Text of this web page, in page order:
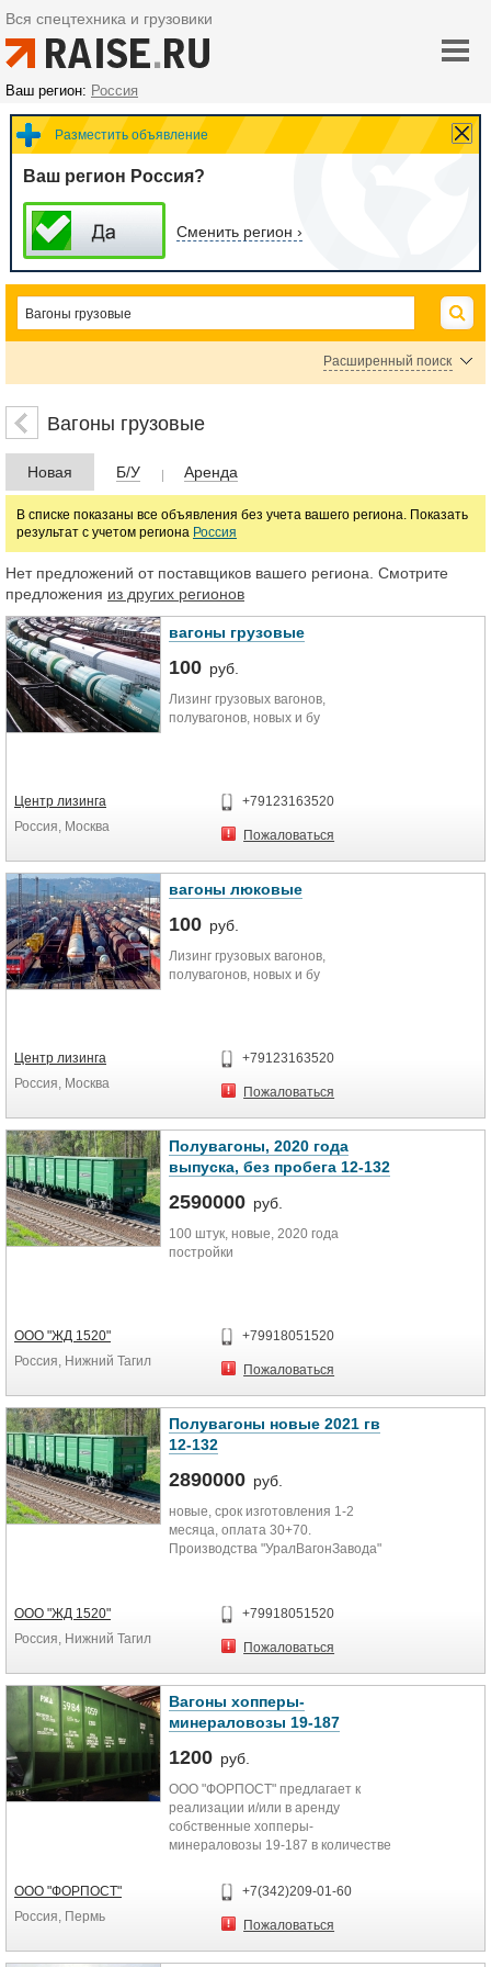
Вся спецтехника и грузовики
Ваш регион: Россия
Разместить объявление
Ваш регион Россия?
Сменить регион ›
Расширенный поиск
Цена
руб.
Марка
Вагоны грузовые
Новая Б/У Аренда
В списке показаны все объявления без учета вашего региона. Показать
результат с учетом региона Россия
Нет предложений от поставщиков вашего региона. Смотрите
предложения из других регионов
вагоны грузовые
100 руб.
Лизинг грузовых вагонов,
полувагонов, новых и бу
Центр лизинга
Россия, Москва
+79123163520
Пожаловаться
вагоны люковые
100 руб.
Лизинг грузовых вагонов,
полувагонов, новых и бу
Центр лизинга
Россия, Москва
+79123163520
Пожаловаться
Полувагоны, 2020 года
выпуска, без пробега 12-132
2590000 руб.
100 штук, новые, 2020 года
постройки
ООО "ЖД 1520"
Россия, Нижний Тагил
+79918051520
Пожаловаться
Полувагоны новые 2021 гв
12-132
2890000 руб.
новые, срок изготовления 1-2
месяца, оплата 30+70.
Производства "УралВагонЗавода"
ООО "ЖД 1520"
Россия, Нижний Тагил
+79918051520
Пожаловаться
Вагоны хопперы-
минераловозы 19-187
1200 руб.
ООО "ФОРПОСТ" предлагает к
реализации и/или в аренду
собственные хопперы-
минераловозы 19-187 в количестве
Капитальный ремонт проведен в
сентябре 2019 года.
ООО "ФОРПОСТ"
Россия, Пермь
+7(342)209-01-60
Пожаловаться